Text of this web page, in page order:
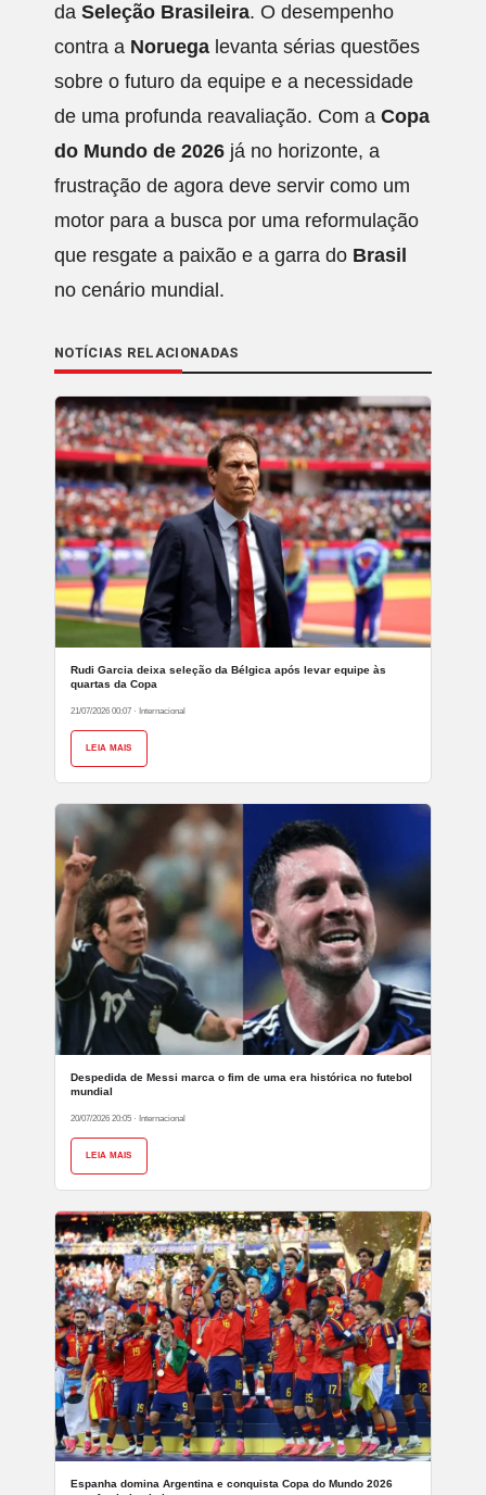
da Seleção Brasileira. O desempenho
contra a Noruega levanta sérias questões
sobre o futuro da equipe e a necessidade
de uma profunda reavaliação. Com a Copa
do Mundo de 2026 já no horizonte, a
frustração de agora deve servir como um
motor para a busca por uma reformulação
que resgate a paixão e a garra do Brasil
no cenário mundial.
NOTÍCIAS RELACIONADAS
Rudi Garcia deixa seleção da Bélgica após levar equipe às
quartas da Copa
21/07/2026 00:07 · Internacional
LEIA MAIS
Despedida de Messi marca o fim de uma era histórica no futebol
mundial
20/07/2026 20:05 · Internacional
LEIA MAIS
Espanha domina Argentina e conquista Copa do Mundo 2026